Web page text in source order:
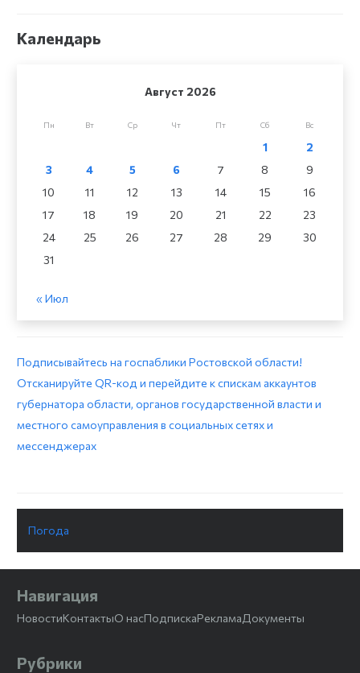
Календарь
Август 2026
Пн Вт Ср Чт Пт Сб Вс
1
2
3
4 5 6 7 8
9
10
11 12 13 14 15
16
17
18 19 20 21 22
23
24
25 26 27 28 29
30
31
« Июл
Подписывайтесь на госпаблики Ростовской области!
Отсканируйте QR-код и перейдите к спискам аккаунтов
губернатора области, органов государственной власти и
местного самоуправления в социальных сетях и
мессенджерах
Погода
Навигация
НовостиКонтактыО насПодпискаРекламаДокументы
Рубрики